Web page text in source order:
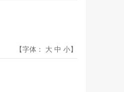
【字体： 大 中 小】